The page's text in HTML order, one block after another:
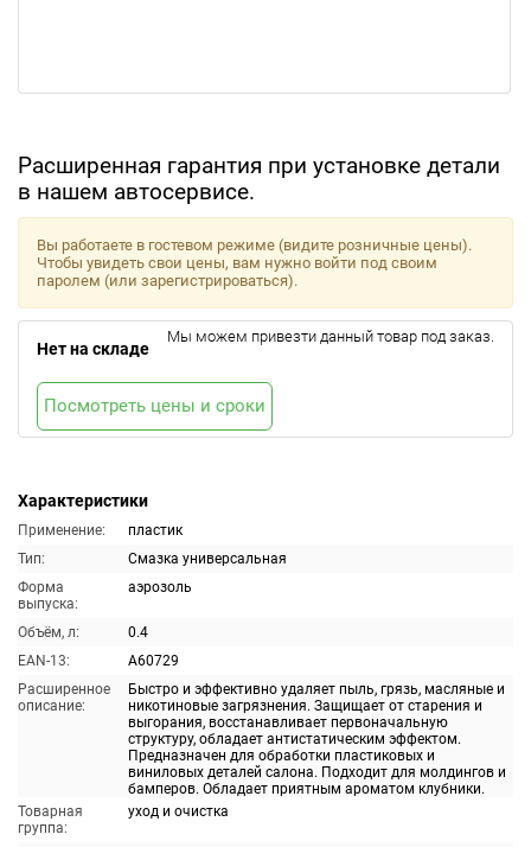
Расширенная гарантия при установке детали
в нашем автосервисе.
Характеристики
Применение:
пластик
Тип:
Смазка универсальная
Форма
выпуска:
аэрозоль
Объём, л:
0.4
EAN-13:
A60729
Расширенное
описание:
Быстро и эффективно удаляет пыль, грязь, масляные и
никотиновые загрязнения. Защищает от старения и
выгорания, восстанавливает первоначальную
структуру, обладает антистатическим эффектом.
Предназначен для обработки пластиковых и
виниловых деталей салона. Подходит для молдингов и
бамперов. Обладает приятным ароматом клубники.
Товарная
группа:
уход и очистка
Вы работаете в гостевом режиме (видите розничные цены).
Чтобы увидеть свои цены, вам нужно войти под своим
паролем (или зарегистрироваться).
Нет на складе
Мы можем привезти данный товар под заказ.
Посмотреть цены и сроки